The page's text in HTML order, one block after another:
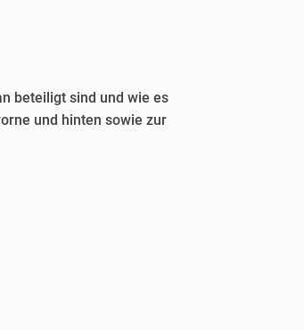
beteiligt sind und wie es
und hinten sowie zur